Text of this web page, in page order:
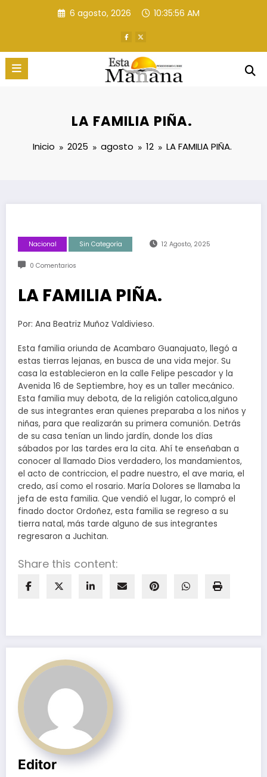
6 agosto, 2026 10:35:57 AM
LA FAMILIA PIÑA.
Inicio 2025 agosto 12 LA FAMILIA PIÑA.
Nacional Sin Categoría 12 Agosto, 2025
0 Comentarios
LA FAMILIA PIÑA.
Por: Ana Beatriz Muñoz Valdivieso.
Esta familia oriunda de Acambaro Guanajuato, llegó a
estas tierras lejanas, en busca de una vida mejor. Su
casa la establecieron en la calle Felipe pescador y la
Avenida 16 de Septiembre, hoy es un taller mecánico.
Esta familia muy debota, de la religión catolica,alguno
de sus integrantes eran quienes preparaba a los niños y
niñas, para que realizarán su primera comunión. Detrás
de su casa tenían un lindo jardín, donde los días
sábados por las tardes era la cita. Ahí te enseñaban a
conocer al llamado Dios verdadero, los mandamientos,
el acto de contriccion, el padre nuestro, el ave maria, el
credo, así como el rosario. María Dolores se llamaba la
jefa de esta familia. Que vendió el lugar, lo compró el
finado doctor Ordoñez, esta familia se regreso a su
tierra natal, más tarde alguno de sus integrantes
regresaron a Juchitan.
Share this content:
Editor